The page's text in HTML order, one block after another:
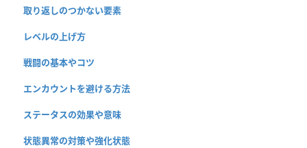
取り返しのつかない要素
レベルの上げ方
戦闘の基本やコツ
エンカウントを避ける方法
ステータスの効果や意味
状態異常の対策や強化状態